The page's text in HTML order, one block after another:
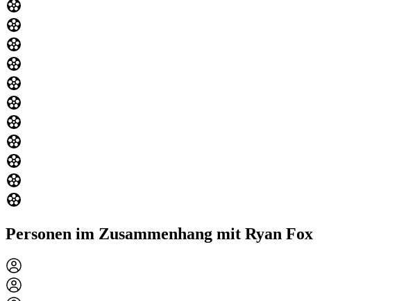
Personen im Zusammenhang mit Ryan Fox